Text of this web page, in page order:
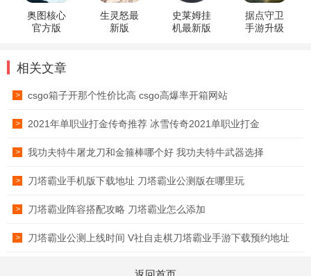
奥图核心
官方版
生灵怒最
新版
史莱姆挂
机最新版
据点守卫
手游升级
相关文章
> csgo箱子开那个性价比高 csgo高爆率开箱网站
> 2021年单职业打金传奇推荐 冰雪传奇2021单职业打金
> 我功夫特牛屠龙刀和金箍棒哪个好 我功夫特牛武器选择
> 刀塔霸业手机版下载地址 刀塔霸业公测版在哪里玩
> 刀塔霸业阵容搭配攻略 刀塔霸业怎么添加
> 刀塔霸业公测上线时间 V社自走棋刀塔霸业手游下载预约地址